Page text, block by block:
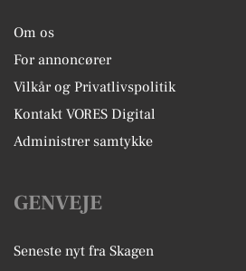
Om os
For annoncører
Vilkår og Privatlivspolitik
Kontakt VORES Digital
Administrer samtykke
GENVEJE
Seneste nyt fra Skagen